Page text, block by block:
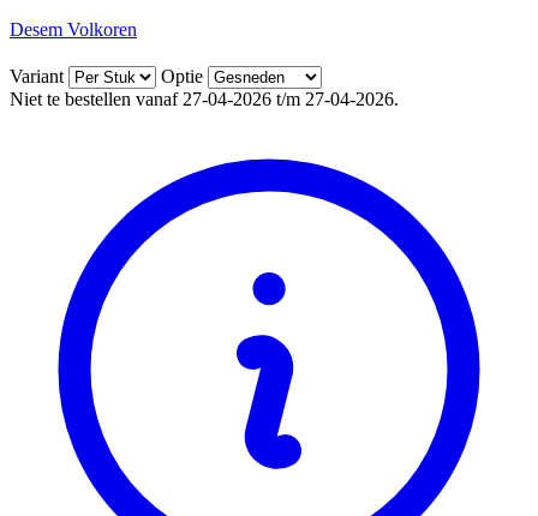
Desem Volkoren
Variant
Optie
Niet te bestellen vanaf 27-04-2026 t/m 27-04-2026.